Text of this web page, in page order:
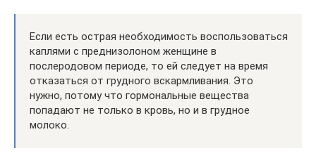
Если есть острая необходимость воспользоваться
каплями с преднизолоном женщине в
послеродовом периоде, то ей следует на время
отказаться от грудного вскармливания. Это
нужно, потому что гормональные вещества
попадают не только в кровь, но и в грудное
молоко.